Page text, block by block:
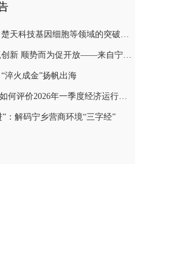
印度客商：楚天科技基因细胞等领域的突破，会带来巨大合作空间
因地制宜抓创新 顺势而为促开放——来自宁乡经开区的经济观察
淬火成金”扬帆出海
宁乡科普 | 如何评价2026年一季度经济运行总体表现？
”：解码宁乡营商环境“三字经”